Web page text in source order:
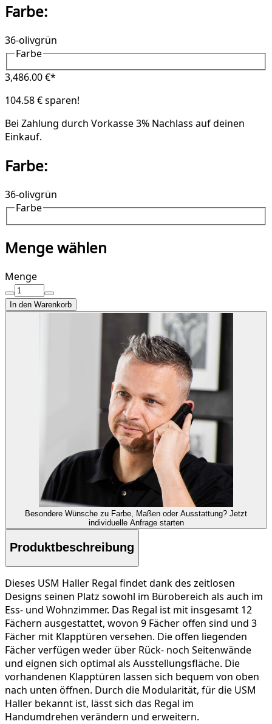
Farbe:
36-olivgrün
Farbe
3,486.00 €*
104.58 € sparen!
Bei Zahlung durch Vorkasse3% Nachlass auf deinen
Einkauf.
Farbe:
36-olivgrün
Farbe
Menge wählen
Menge
In den Warenkorb
Besondere Wünsche zu Farbe, Maßen oder Ausstattung? Jetzt
individuelle Anfrage starten
Produktbeschreibung
Dieses USM Haller Regal findet dank des zeitlosen
Designs seinen Platz sowohl im Bürobereich als auch im
Ess- und Wohnzimmer. Das Regal ist mit insgesamt 12
Fächern ausgestattet, wovon 9 Fächer offen sind und 3
Fächer mit Klapptüren versehen. Die offen liegenden
Fächer verfügen weder über Rück- noch Seitenwände
und eignen sich optimal als Ausstellungsfläche. Die
vorhandenen Klapptüren lassen sich bequem von oben
nach unten öffnen. Durch die Modularität, für die USM
Haller bekannt ist, lässt sich das Regal im
Handumdrehen verändern und erweitern.